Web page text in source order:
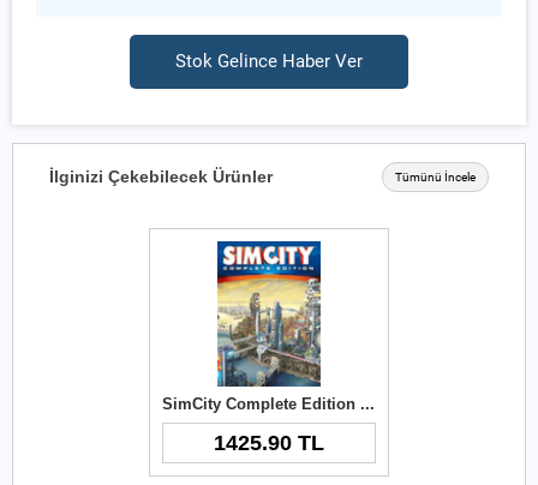
Stok Gelince Haber Ver
İlginizi Çekebilecek Ürünler Tümünü İncele
SimCity Complete Edition Origin Key
1425.90 TL